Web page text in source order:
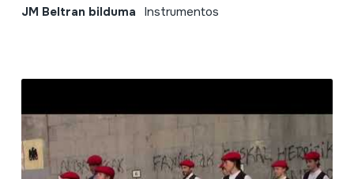
JM Beltran bilduma Instrumentos